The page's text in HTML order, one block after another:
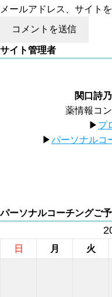
メールアドレス、サイトを
サイト管理者
関口詩乃
薬情報コ
▶︎ プ
▶︎パーソナルコ
パーソナルコーチングご
日 月 火